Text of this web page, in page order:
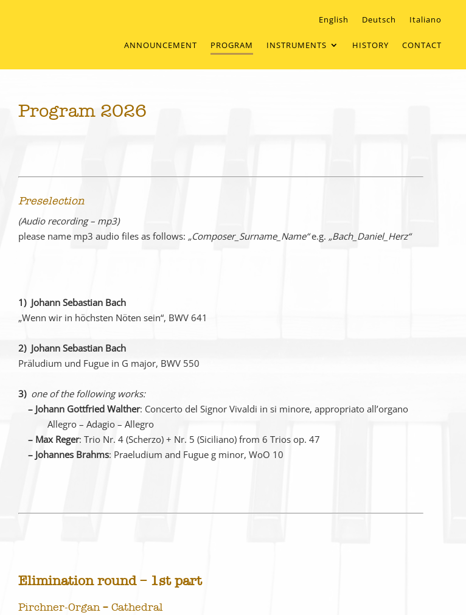
English Deutsch Italiano
ANNOUNCEMENT PROGRAM INSTRUMENTS HISTORY CONTACT
Program 2026
Preselection
(Audio recording – mp3)
please name mp3 audio files as follows: „Composer_Surname_Name“e.g. „Bach_Daniel_Herz“
1) Johann Sebastian Bach
„Wenn wir in höchsten Nöten sein“, BWV 641
2) Johann Sebastian Bach
Präludium und Fugue in G major, BWV 550
3) one of the following works:
– Johann Gottfried Walther: Concerto del Signor Vivaldi in si minore, appropriato all’organo
Allegro – Adagio – Allegro
– Max Reger: Trio Nr. 4 (Scherzo) + Nr. 5 (Siciliano) from 6 Trios op. 47
– Johannes Brahms: Praeludium and Fugue g minor, WoO 10
Elimination round– 1st part
Pirchner-Organ – Cathedral